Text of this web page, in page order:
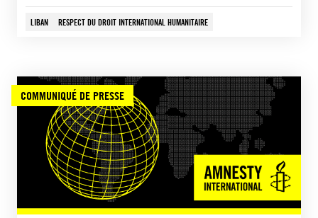
LIBAN RESPECT DU DROIT INTERNATIONAL HUMANITAIRE
COMMUNIQUÉ DE PRESSE